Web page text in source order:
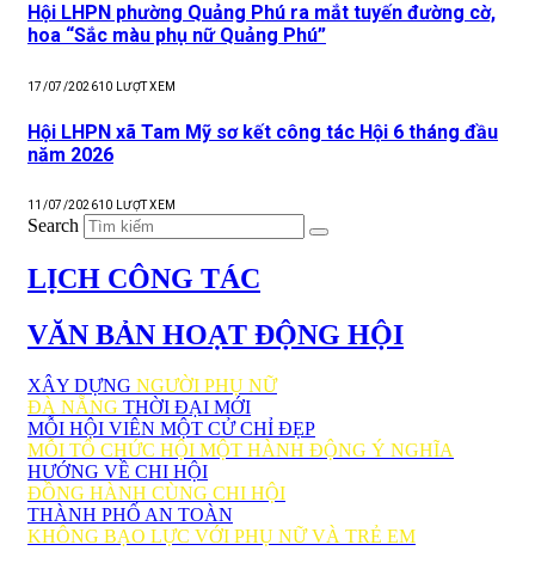
Hội LHPN phường Quảng Phú ra mắt tuyến đường cờ,
hoa “Sắc màu phụ nữ Quảng Phú”
17/07/202610 LƯỢT XEM
Hội LHPN xã Tam Mỹ sơ kết công tác Hội 6 tháng đầu
năm 2026
11/07/202610 LƯỢT XEM
Search
LỊCH CÔNG TÁC
VĂN BẢN HOẠT ĐỘNG HỘI
XÂY DỰNG NGƯỜI PHỤ NỮ
ĐÀ NẴNG THỜI ĐẠI MỚI
MỖI HỘI VIÊN MỘT CỬ CHỈ ĐẸP
MỖI TỔ CHỨC HỘI MỘT HÀNH ĐỘNG Ý NGHĨA
HƯỚNG VỀ CHI HỘI
ĐỒNG HÀNH CÙNG CHI HỘI
THÀNH PHỐ AN TOÀN
KHÔNG BẠO LỰC VỚI PHỤ NỮ VÀ TRẺ EM